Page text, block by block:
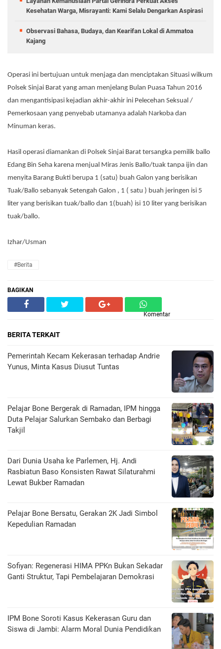
Kesehatan Warga, Misrayanti: Kami Selalu Dengarkan Aspirasi
Observasi Bahasa, Budaya, dan Kearifan Lokal di Ammatoa
Kajang
Operasi ini bertujuan untuk menjaga dan menciptakan Situasi wilkum
Polsek Sinjai Barat yang aman menjelang Bulan Puasa Tahun 2016
dan mengantisipasi kejadian akhir-akhir ini Pelecehan Seksual /
Pemerkosaan yang penyebab utamanya adalah Narkoba dan
Minuman keras.
Hasil operasi diamankan di Polsek Sinjai Barat tersangka pemilik ballo
Edang Bin Seha karena menjual Miras Jenis Ballo/tuak tanpa ijin dan
menyita Barang Bukti berupa 1 (satu) buah Galon yang berisikan
Tuak/Ballo sebanyak Setengah Galon , 1 ( satu ) buah jeringen isi 5
liter yang berisikan tuak/ballo dan 1(buah) isi 10 liter yang berisikan
tuak/ballo.
Izhar/Usman
#Berita
BAGIKAN
Komentar
BERITA TERKAIT
Pemerintah Kecam Kekerasan terhadap Andrie
Yunus, Minta Kasus Diusut Tuntas
Pelajar Bone Bergerak di Ramadan, IPM hingga
Duta Pelajar Salurkan Sembako dan Berbagi
Takjil
Dari Dunia Usaha ke Parlemen, Hj. Andi
Rasbiatun Baso Konsisten Rawat Silaturahmi
Lewat Bukber Ramadan
Pelajar Bone Bersatu, Gerakan 2K Jadi Simbol
Kepedulian Ramadan
Sofiyan: Regenerasi HIMA PPKn Bukan Sekadar
Ganti Struktur, Tapi Pembelajaran Demokrasi
IPM Bone Soroti Kasus Kekerasan Guru dan
Siswa di Jambi: Alarm Moral Dunia Pendidikan